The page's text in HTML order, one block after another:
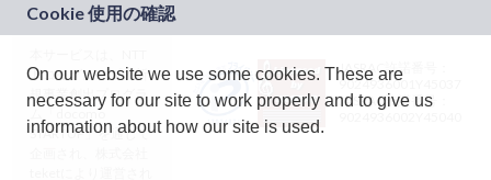
ドコモグループの新
規事業創出プログラ
ム「docomo
STARTUP」を通じて
JASRAC許諾番号：
9024936001Y45037
JASRAC許諾番号：
On our website we use some cookies. These are
necessary for our site to work properly and to give us
information about how our site is used.